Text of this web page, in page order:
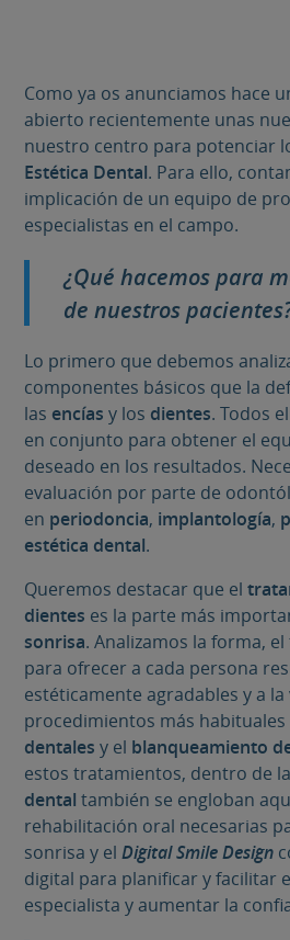
Como ya os anunciamos hace
abierto recientemente unas
nuestro centro para potenciar
Estética Dental. Para ello,
implicación de un equipo de
especialistas en el campo.
¿Qué hacemos para
de nuestros
Lo primero que debemos
componentes básicos que la
las encías y los dientes. Todos
en conjunto para obtener el
deseado en los resultados.
evaluación por parte de
en periodoncia, implantología,
estética dental.
Queremos destacar que el
dientes es la parte más
sonrisa. Analizamos la forma,
para ofrecer a cada persona
estéticamente agradables y a la
procedimientos más habituales
dentales y el blanqueamiento
estos tratamientos, dentro de la
dental también se engloban
rehabilitación oral necesarias
sonrisa y elDigital Smile Design
digital para planificar y facilitar
especialista y aumentar la